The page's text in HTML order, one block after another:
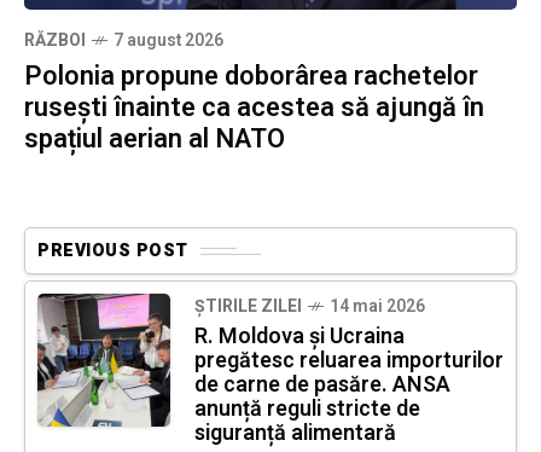
RĂZBOI 7 august 2026
Polonia propune doborârea rachetelor
rusești înainte ca acestea să ajungă în
spațiul aerian al NATO
PREVIOUS POST
ȘTIRILE ZILEI 14 mai 2026
R. Moldova și Ucraina
pregătesc reluarea importurilor
de carne de pasăre. ANSA
anunță reguli stricte de
siguranță alimentară